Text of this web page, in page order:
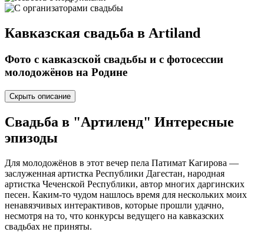
Кавказская свадьба в Artiland
Фото с кавказской свадьбы и с фотосессии
молодожёнов на Родине
Скрыть описание
Свадьба в "Артиленд" Интересные
эпизоды
Для молодожёнов в этот вечер пела Патимат Кагирова —
заслуженная артистка Республики Дагестан, народная
артистка Чеченской Республики, автор многих даргинских
песен. Каким-то чудом нашлось время для нескольких моих
ненавязчивых интерактивов, которые прошли удачно,
несмотря на то, что конкурсы ведущего на кавказских
свадьбах не приняты.